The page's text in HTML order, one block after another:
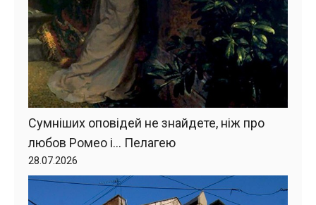
Сумніших оповідей не знайдете, ніж про
любов Ромео і… Пелагею
28.07.2026